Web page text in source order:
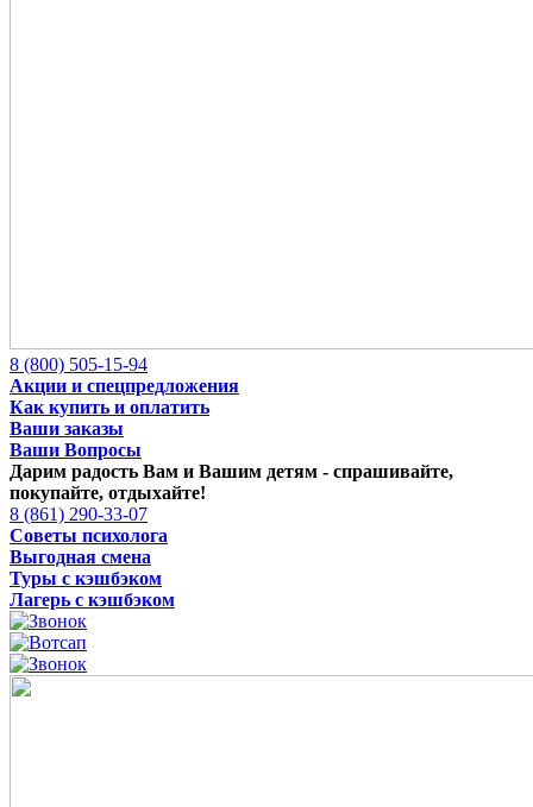
8 (800) 505-15-94
Акции и спецпредложения
Как купить и оплатить
Ваши заказы
Ваши Вопросы
Дарим радость Вам и Вашим детям - спрашивайте,
покупайте, отдыхайте!
8 (861) 290-33-07
Советы психолога
Выгодная смена
Туры с кэшбэком
Лагерь с кэшбэком